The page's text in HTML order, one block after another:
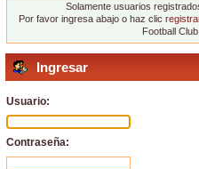
Solamente usuarios
Por favor ingresa abajo o haz clic
Football
Ingresar
Usuario:
Contraseña: